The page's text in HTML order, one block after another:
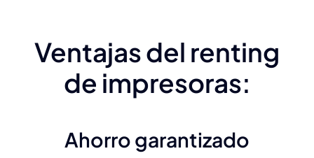
Ventajas del renting
de impresoras:
Ahorro garantizado